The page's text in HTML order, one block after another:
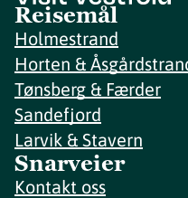
Reisemål
Holmestrand
Horten &
Tønsberg & Færder
Sandefjord
Larvik & Stavern
Snarveier
Kontakt oss